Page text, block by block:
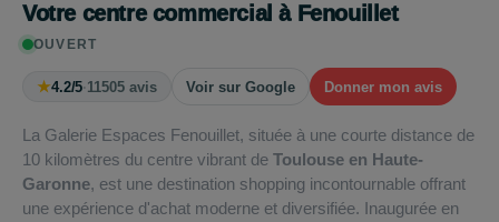
Votre centre commercial à Fenouillet
OUVERT
★4.2/5· 11505 avis Voir sur Google Donner mon avis
La Galerie Espaces Fenouillet, située à une courte distance de
10 kilomètres du centre vibrant de Toulouse en Haute-
Garonne, est une destination shopping incontournable offrant
une expérience d'achat moderne et diversifiée. Inaugurée en